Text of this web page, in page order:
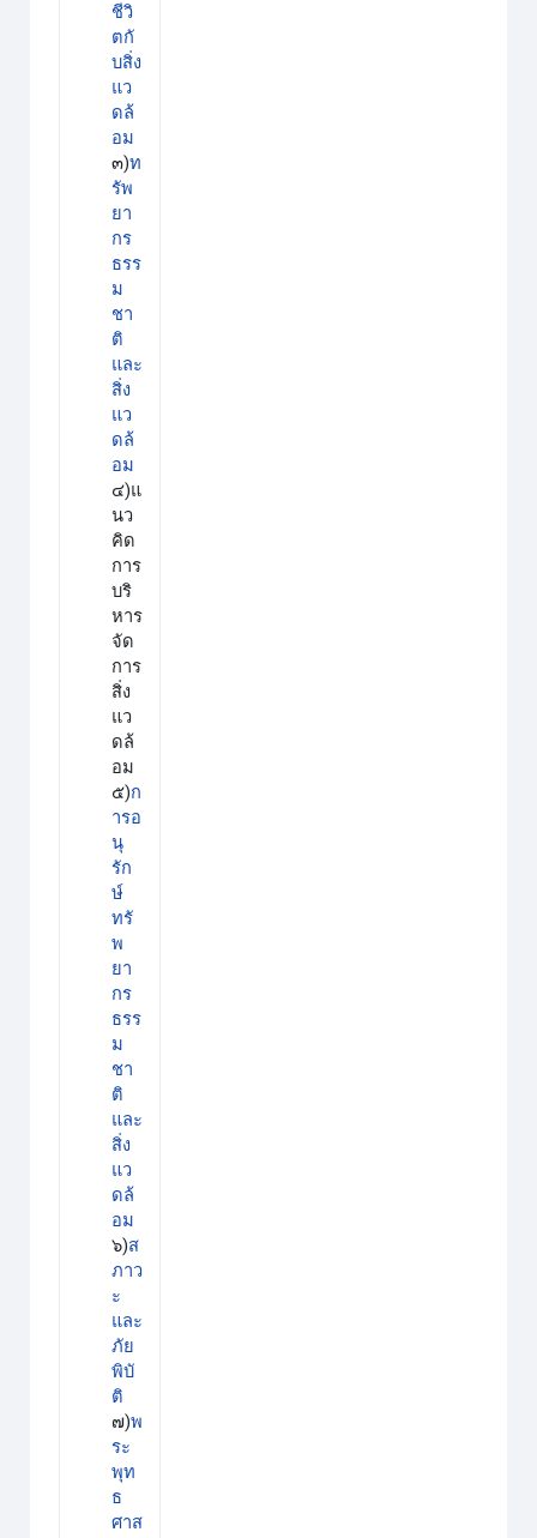
ชีวิ
ตกั
บสิ่ง
แว
ดล้
อม
๓)ท
รัพ
ยา
กร
ธรร
ม
ชา
ติ
และ
สิ่ง
แว
ดล้
อม
๔)แ
นว
คิด
การ
บริ
หาร
จัด
การ
สิ่ง
แว
ดล้
อม
๕)ก
ารอ
นุ
รัก
ษ์
ทรั
พ
ยา
กร
ธรร
ม
ชา
ติ
และ
สิ่ง
แว
ดล้
อม
๖)ส
ภาว
ะ
และ
ภัย
พิบั
ติ
๗)พ
ระ
พุท
ธ
ศาส